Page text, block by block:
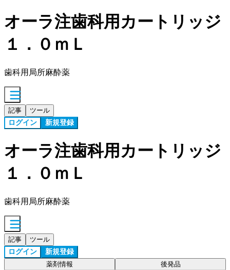
オーラ注歯科用カートリッジ
１．０ｍＬ
歯科用局所麻酔薬
記事 ツール
ログイン 新規登録
オーラ注歯科用カートリッジ
１．０ｍＬ
歯科用局所麻酔薬
記事 ツール
ログイン 新規登録
薬剤情報 後発品